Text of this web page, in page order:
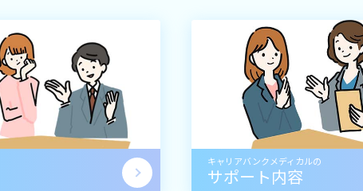
キャリアバンクメディカルの
サポート内容